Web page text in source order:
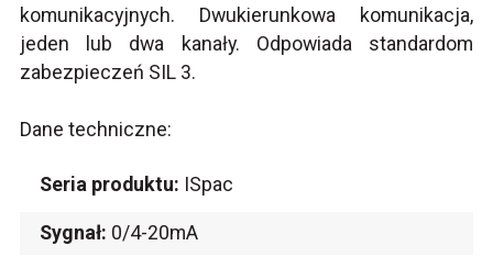
komunikacyjnych. Dwukierunkowa komunikacja,
jeden lub dwa kanały. Odpowiada standardom
zabezpieczeń SIL 3.
Dane techniczne:
Seria produktu: ISpac
Sygnał: 0/4-20mA